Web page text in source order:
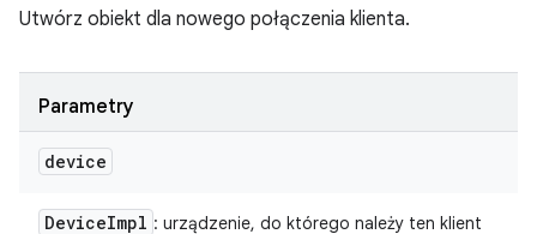
Utwórz obiekt dla nowego połączenia klienta.
Parametry
device
DeviceImpl : urządzenie, do którego należy ten klient